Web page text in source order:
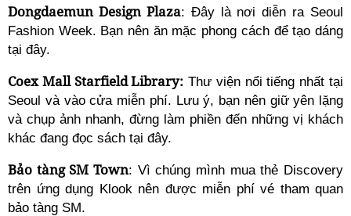
Dongdaemun Design Plaza: Đây là nơi diễn ra Seoul
Fashion Week. Bạn nên ăn mặc phong cách để tạo dáng
tại đây.
Coex Mall Starfield Library: Thư viện nổi tiếng nhất tại
Seoul và vào cửa miễn phí. Lưu ý, bạn nên giữ yên lặng
và chụp ảnh nhanh, đừng làm phiền đến những vị khách
khác đang đọc sách tại đây.
Bảo tàng SM Town: Vì chúng mình mua thẻ Discovery
trên ứng dụng Klook nên được miễn phí vé tham quan
bảo tàng SM.